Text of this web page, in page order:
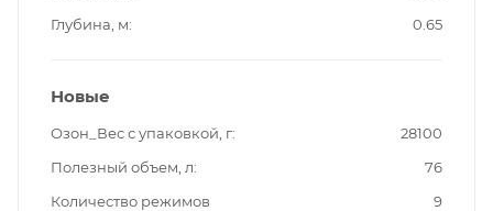
Глубина, м
0.65
Новые
Озон_Вес с упаковкой, г
28100
Полезный объем, л
76
Количество режимов
9